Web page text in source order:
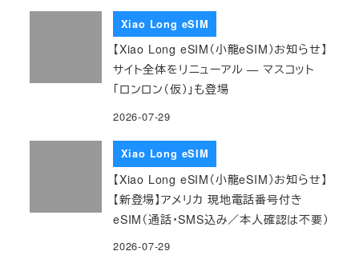
Xiao Long eSIM
【Xiao Long eSIM（小龍eSIM）お知らせ】
サイト全体をリニューアル — マスコット
「ロンロン（仮）」も登場
2026-07-29
Xiao Long eSIM
【Xiao Long eSIM（小龍eSIM）お知らせ】
【新登場】アメリカ 現地電話番号付き
eSIM（通話・SMS込み／本人確認は不要）
2026-07-29